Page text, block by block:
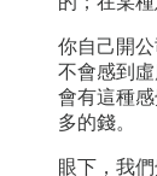
你自己開
不會感到
會有這種
多的錢。
眼下，我